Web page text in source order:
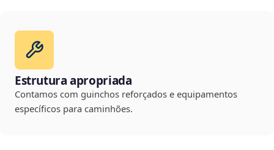
Estrutura apropriada
Contamos com guinchos reforçados e equipamentos
específicos para caminhões.